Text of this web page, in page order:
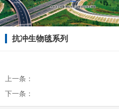
抗冲生物毯系列
上一条：
下一条：